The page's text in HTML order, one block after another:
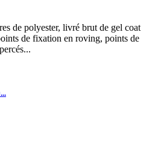
de polyester, livré brut de gel coat
de fixation en roving, points de